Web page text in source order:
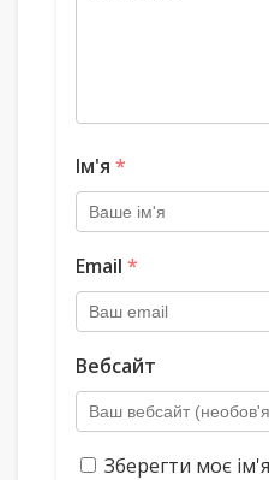
Ім'я *
Email *
Вебсайт
Зберегти моє